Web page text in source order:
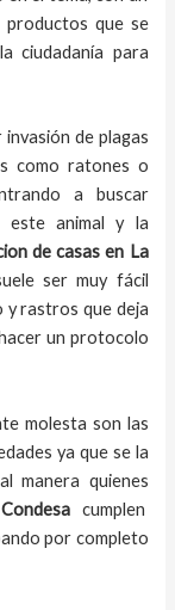
productos que se
ciudadanía para
de plagas
como ratones o
a buscar
este animal y la
de casasen La
ser muy fácil
y rastros que deja
un protocolo
molesta son las
ya que se la
manera quienes
cumplen
por completo